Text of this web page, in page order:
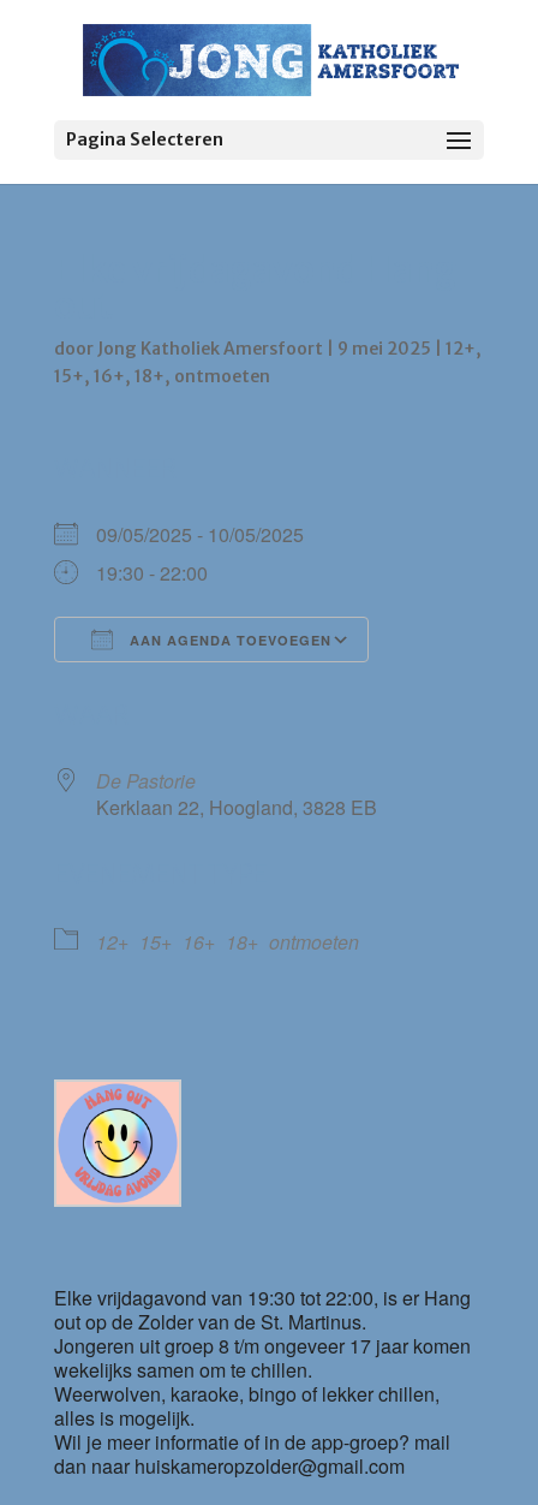
Pagina Selecteren
door Jong Katholiek Amersfoort 9 mei 2025 12+,
15+, 16+, 18+, ontmoeten
09/05/2025 - 10/05/2025
19:30 - 22:00
AAN AGENDA TOEVOEGEN
De Pastorie
Kerklaan 22, Hoogland, 3828 EB
12+ 15+ 16+ 18+ ontmoeten
Elke vrijdagavond van 19:30 tot 22:00, is er Hang
out op de Zolder van de St. Martinus.
Jongeren uit groep 8 t/m ongeveer 17 jaar komen
wekelijks samen om te chillen.
Weerwolven, karaoke, bingo of lekker chillen,
alles is mogelijk.
Wil je meer informatie of in de app-groep? mail
dan naar huiskameropzolder@gmail.com